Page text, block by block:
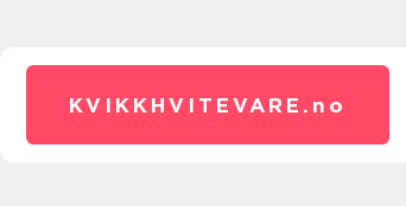
KVIKKHVITEVARE. no